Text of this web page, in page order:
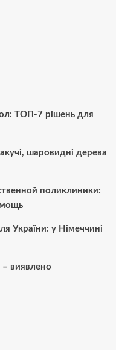
ТОП-7 рішень для
шаровидні дерева
поликлиники:
України: у Німеччині
– виявлено